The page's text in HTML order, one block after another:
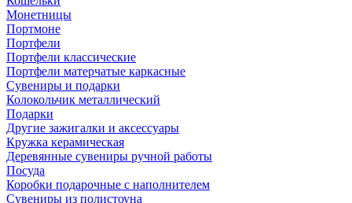
Монетницы
Портмоне
Портфели
Портфели классические
Портфели матерчатые каркасные
Сувениры и подарки
Колокольчик металлический
Подарки
Другие зажигалки и аксессуары
Кружка керамическая
Деревянные сувениры ручной работы
Посуда
Коробки подарочные с наполнителем
Сувениры из полистоуна